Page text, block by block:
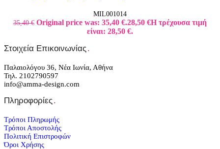
MIL001014
35,40€ Original price was: 35,40 €.28,50 €Η τρέχουσα τιμή
είναι: 28,50 €.
Στοιχεία Επικοινωνίας.
Παλαιολόγου 36, Νέα Ιωνία, Αθήνα
Τηλ. 2102790597
info@amma-design.com
Πληροφορίες.
Τρόποι Πληρωμής
Τρόποι Αποστολής
Πολιτική Επιστροφών
Όροι Χρήσης